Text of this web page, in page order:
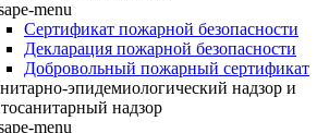
Сертификат пожарной безопасности
Декларация пожарной безопасности
Добровольный пожарный сертификат
эпидемиологический надзор и
надзор